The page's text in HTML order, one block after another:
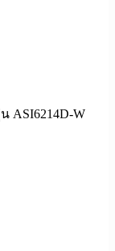
ASI6214D-W